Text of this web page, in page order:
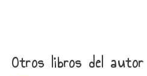
Otros libros del autor